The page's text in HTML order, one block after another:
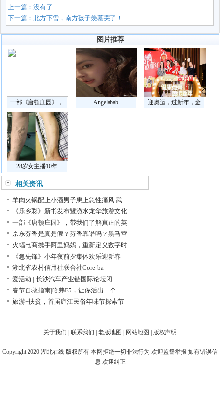
上一篇：没有了
下一篇：北方下雪，南方孩子羡慕哭了！
图片推荐
一部《唐顿庄园》， Angelabab 迎奥运，过新年，金
28岁女主播10年
相关资讯
羊肉火锅配上小酒男子患上急性痛风 武
《乐乡彩》新书发布暨洈水龙华旅游文化
一部《唐顿庄园》，带我们了解真正的英
京东芬香是真是假？芬香靠谱吗？黑马营
火蝠电商携手阿里妈妈，重新定义数字时
《急先锋》小年夜前夕集体欢乐迎新春
湖北省农村信用社联合社Core-ba
爱活动 | 长沙汽车产业链国际论坛闭
春节自救指南|哈弗F5，让你活出一个
旅游+扶贫，首届庐江民俗年味节探索节
关于我们 联系我们 老版地图 网站地图 版权声明
Copyright 2020 湖北在线 版权所有 本网拒绝一切非法行为 欢迎监督举报 如有错误信
息 欢迎纠正